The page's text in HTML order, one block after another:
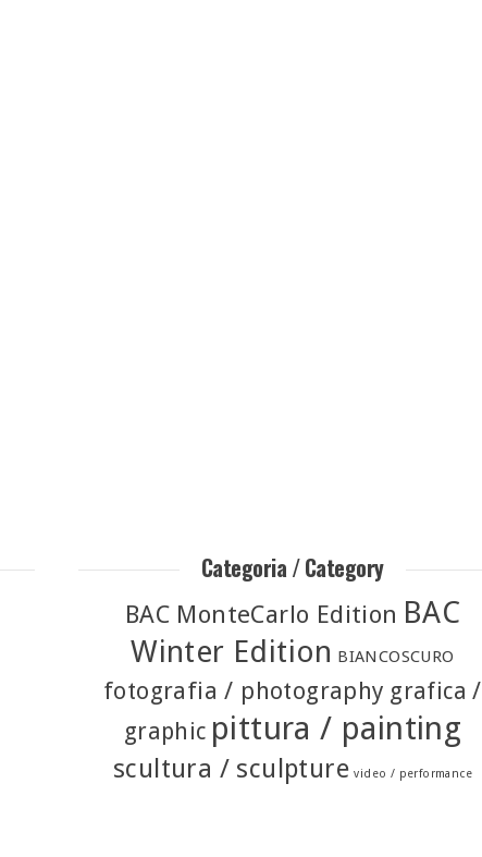
Categoria / Category
BAC MonteCarlo Edition BAC
Winter Edition BIANCOSCURO
fotografia / photography grafica /
graphic pittura / painting
scultura / sculpture video / performance